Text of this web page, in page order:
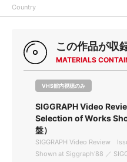
Country
この作品が収
MATERIALS
VHS館内視聴のみ
SIGGRAPH Video
Selection of Works
盤）
SIGGRAPH Video Review
Shown at Siggraph'88 ／